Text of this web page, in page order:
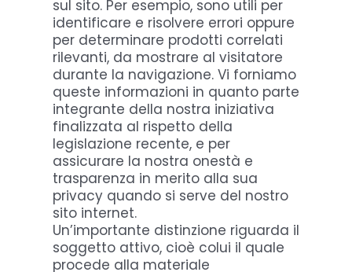
sul sito. Per esempio, sono utili per
identificare e risolvere errori oppure
per determinare prodotti correlati
rilevanti, da mostrare al visitatore
durante la navigazione. Vi forniamo
queste informazioni in quanto parte
integrante della nostra iniziativa
finalizzata al rispetto della
legislazione recente, e per
assicurare la nostra onestà e
trasparenza in merito alla sua
privacy quando si serve del nostro
sito internet.
Un’importante distinzione riguarda il
soggetto attivo, cioè colui il quale
procede alla materiale